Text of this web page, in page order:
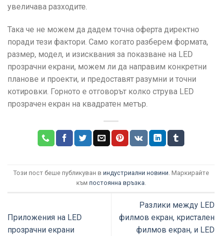
увеличава разходите.
Така че не можем да дадем точна оферта директно
поради тези фактори. Само когато разберем формата,
размер, модел, и изисквания за показване на LED
прозрачни екрани, можем ли да направим конкретни
планове и проекти, и предоставят разумни и точни
котировки. Горното е отговорът колко струва LED
прозрачен екран на квадратен метър.
Този пост беше публикуван в индустриални новини. Маркирайте
към постоянна връзка.
Приложения на LED
прозрачни екрани
Разлики между LED
филмов екран, кристален
филмов екран, и LED